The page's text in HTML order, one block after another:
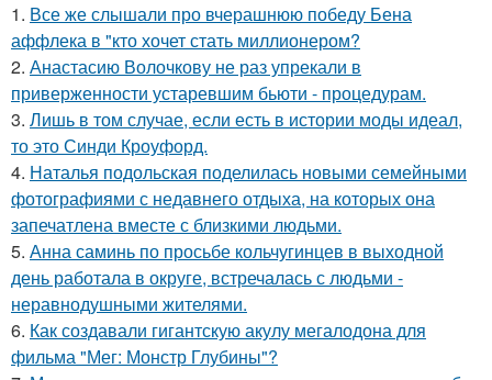
1. Все же слышали про вчерашнюю победу Бена
аффлека в "кто хочет стать миллионером?
2. Анастасию Волочкову не раз упрекали в
приверженности устаревшим бьюти - процедурам.
3. Лишь в том случае, если есть в истории моды идеал,
то это Синди Кроуфорд.
4. Наталья подольская поделилась новыми семейными
фотографиями с недавнего отдыха, на которых она
запечатлена вместе с близкими людьми.
5. Анна саминь по просьбе кольчугинцев в выходной
день работала в округе, встречалась с людьми -
неравнодушными жителями.
6. Как создавали гигантскую акулу мегалодона для
фильма "Мег: Монстр Глубины"?